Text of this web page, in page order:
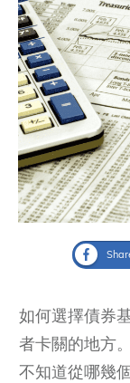
如何選擇債券
者卡關的地方
不知道從哪幾